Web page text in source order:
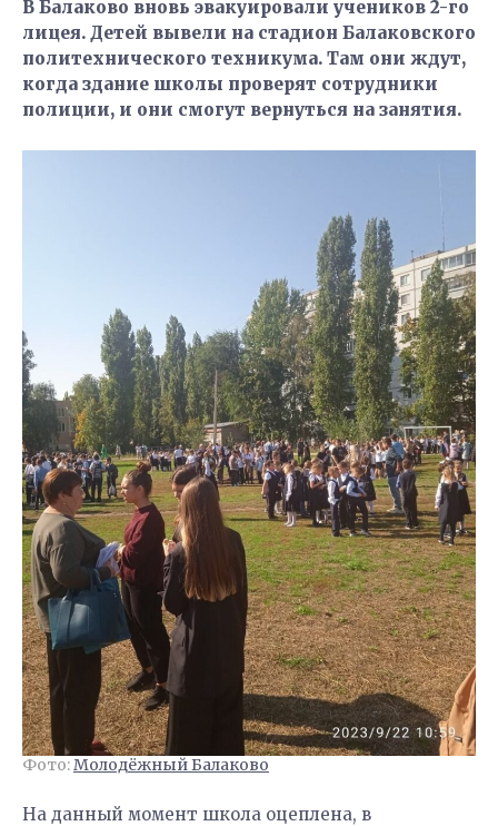
В Балаково вновь эвакуировали учеников 2-го
лицея. Детей вывели на стадион Балаковского
политехнического техникума. Там они ждут,
когда здание школы проверят сотрудники
полиции, и они смогут вернуться на занятия.
Фото:Молодёжный Балаково
На данный момент школа оцеплена, в